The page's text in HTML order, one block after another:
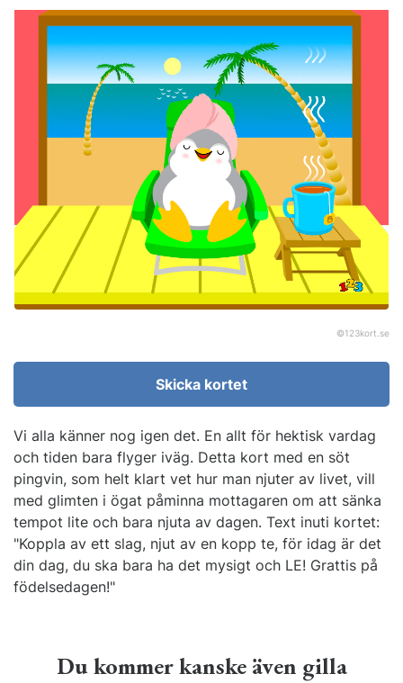
©123kort.se
Skicka kortet
Vi alla känner nog igen det. En allt för hektisk vardag
och tiden bara flyger iväg. Detta kort med en söt
pingvin, som helt klart vet hur man njuter av livet, vill
med glimten i ögat påminna mottagaren om att sänka
tempot lite och bara njuta av dagen. Text inuti kortet:
"Koppla av ett slag, njut av en kopp te, för idag är det
din dag, du ska bara ha det mysigt och LE! Grattis på
födelsedagen!"
Du kommer kanske även gilla